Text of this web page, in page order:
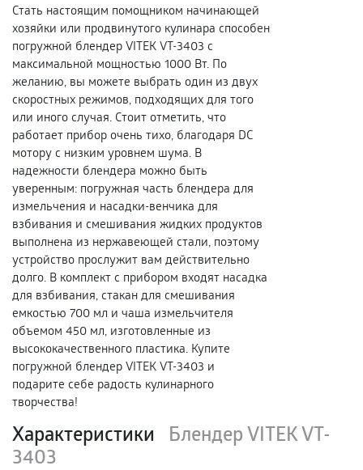
Стать настоящим помощником начинающей
хозяйки или продвинутого кулинара способен
погружной блендер VITEK VT-3403 с
максимальной мощностью 1000 Вт. По
желанию, вы можете выбрать один из двух
скоростных режимов, подходящих для того
или иного случая. Стоит отметить, что
работает прибор очень тихо, благодаря DC
мотору с низким уровнем шума. В
надежности блендера можно быть
уверенным: погружная часть блендера для
измельчения и насадки-венчика для
взбивания и смешивания жидких продуктов
выполнена из нержавеющей стали, поэтому
устройство прослужит вам действительно
долго. В комплект с прибором входят насадка
для взбивания, стакан для смешивания
емкостью 700 мл и чаша измельчителя
объемом 450 мл, изготовленные из
высококачественного пластика. Купите
погружной блендер VITEK VT-3403 и
подарите себе радость кулинарного
творчества!
Характеристики
Блендер VITEK VT-
3403